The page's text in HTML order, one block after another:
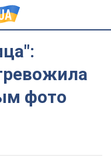
фото